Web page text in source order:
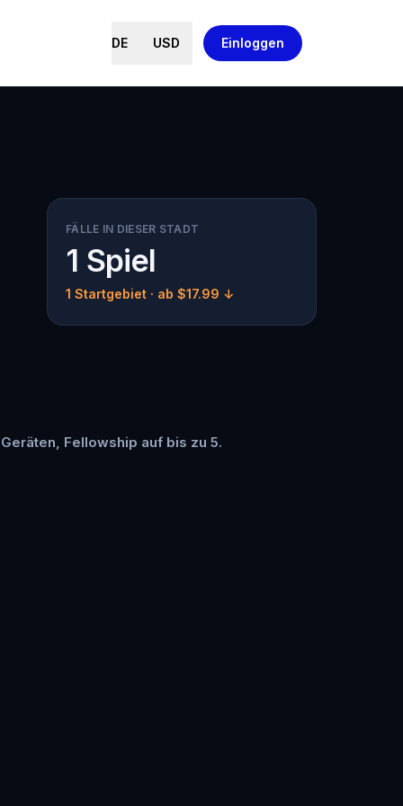
DE USD Einloggen
FÄLLE IN DIESER STADT
1 Spiel
1 Startgebiet · ab $17.99 ↓
Fellowship auf bis zu 5.